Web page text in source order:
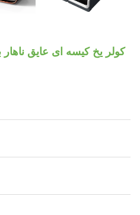
کولر یخ کیسه ای عایق ناهار